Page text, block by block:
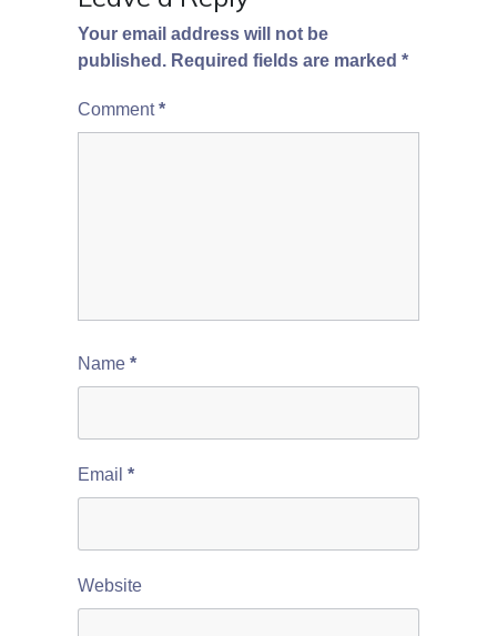
Your email address will not be
published. Required fields are marked *
Comment*
Name *
Email *
Website